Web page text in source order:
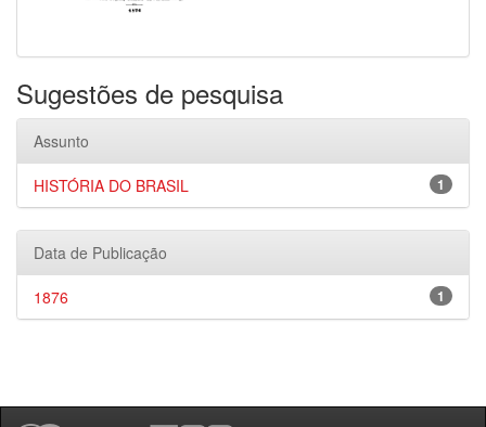
Sugestões de pesquisa
Assunto
1
HISTÓRIA DO BRASIL
Data de Publicação
1
1876